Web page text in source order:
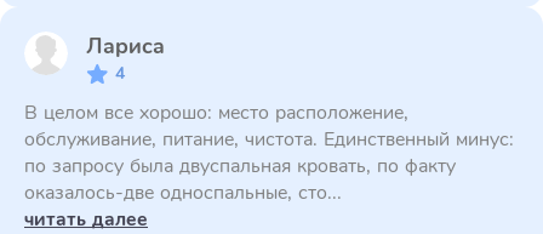
Лариса
4
В целом все хорошо: место расположение,
обслуживание, питание, чистота. Единственный минус:
по запросу была двуспальная кровать, по факту
оказалось-две односпальные, сто...
читать далее